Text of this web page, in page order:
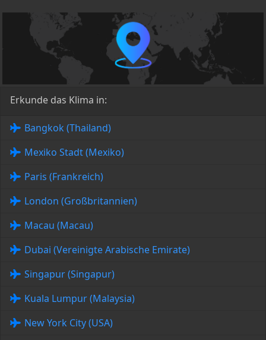
Erkunde das Klima in:
Bangkok (Thailand)
Mexiko Stadt (Mexiko)
Paris (Frankreich)
London (Großbritannien)
Macau (Macau)
Dubai (Vereinigte Arabische Emirate)
Singapur (Singapur)
Kuala Lumpur (Malaysia)
New York City (USA)